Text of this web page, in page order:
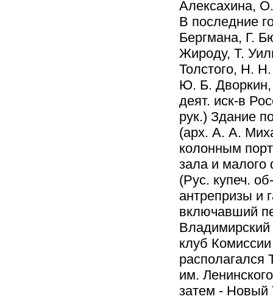
Алексахина,
В последние
Бергмана, Г.
Жироду, Т.
Толстого, Н.
Ю. Б. Дворкин,
деят. иск-в
рук.) Здание
(арх. А. А.
колонным
зала и малого
(Рус. купеч.
антрепризы и
включавший
клуб
им.
затем -